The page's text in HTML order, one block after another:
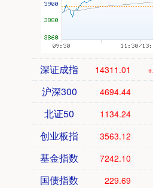
深证成指 14311.01
沪深300 4694.44
北证50 1134.24
创业板指 3563.12
基金指数 7242.10
国债指数 229.69